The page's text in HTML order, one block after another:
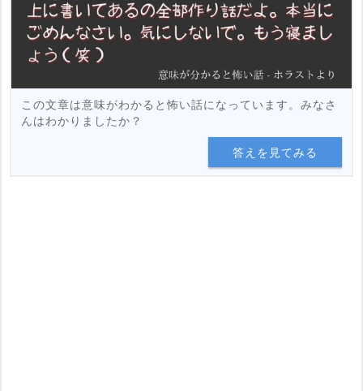
この文章は意味がわかると怖い話になっています。みなさ
んはわかりましたか？
答えを見てみる